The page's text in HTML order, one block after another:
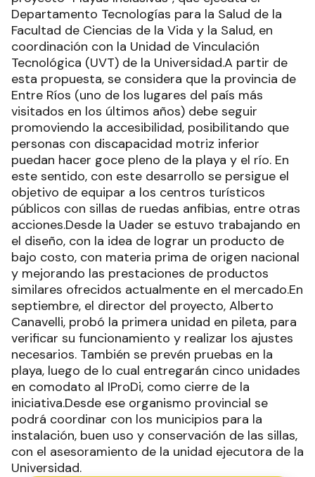
Departamento Tecnologías para la Salud de la
Facultad de Ciencias de la Vida y la Salud, en
coordinación con la Unidad de Vinculación
Tecnológica (UVT) de la Universidad.A partir de
esta propuesta, se considera que la provincia de
Entre Ríos (uno de los lugares del país más
visitados en los últimos años) debe seguir
promoviendo la accesibilidad, posibilitando que
personas con discapacidad motriz inferior
puedan hacer goce pleno de la playa y el río. En
este sentido, con este desarrollo se persigue el
objetivo de equipar a los centros turísticos
públicos con sillas de ruedas anfibias, entre otras
acciones.Desde la Uader se estuvo trabajando en
el diseño, con la idea de lograr un producto de
bajo costo, con materia prima de origen nacional
y mejorando las prestaciones de productos
similares ofrecidos actualmente en el mercado.En
septiembre, el director del proyecto, Alberto
Canavelli, probó la primera unidad en pileta, para
verificar su funcionamiento y realizar los ajustes
necesarios. También se prevén pruebas en la
playa, luego de lo cual entregarán cinco unidades
en comodato al IProDi, como cierre de la
iniciativa.Desde ese organismo provincial se
podrá coordinar con los municipios para la
instalación, buen uso y conservación de las sillas,
con el asesoramiento de la unidad ejecutora de la
Universidad.